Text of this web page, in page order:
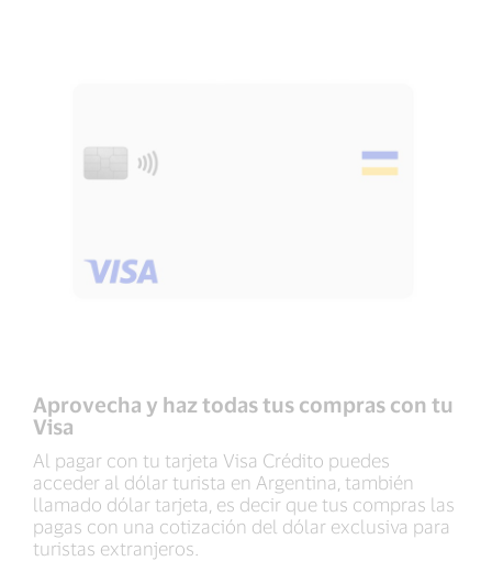
Aprovecha y haz todas tus compras con tu
Visa
Al pagar con tu tarjeta Visa Crédito puedes
acceder al dólar turista en Argentina, también
llamado dólar tarjeta, es decir que tus compras las
pagas con una cotización del dólar exclusiva para
turistas extranjeros.